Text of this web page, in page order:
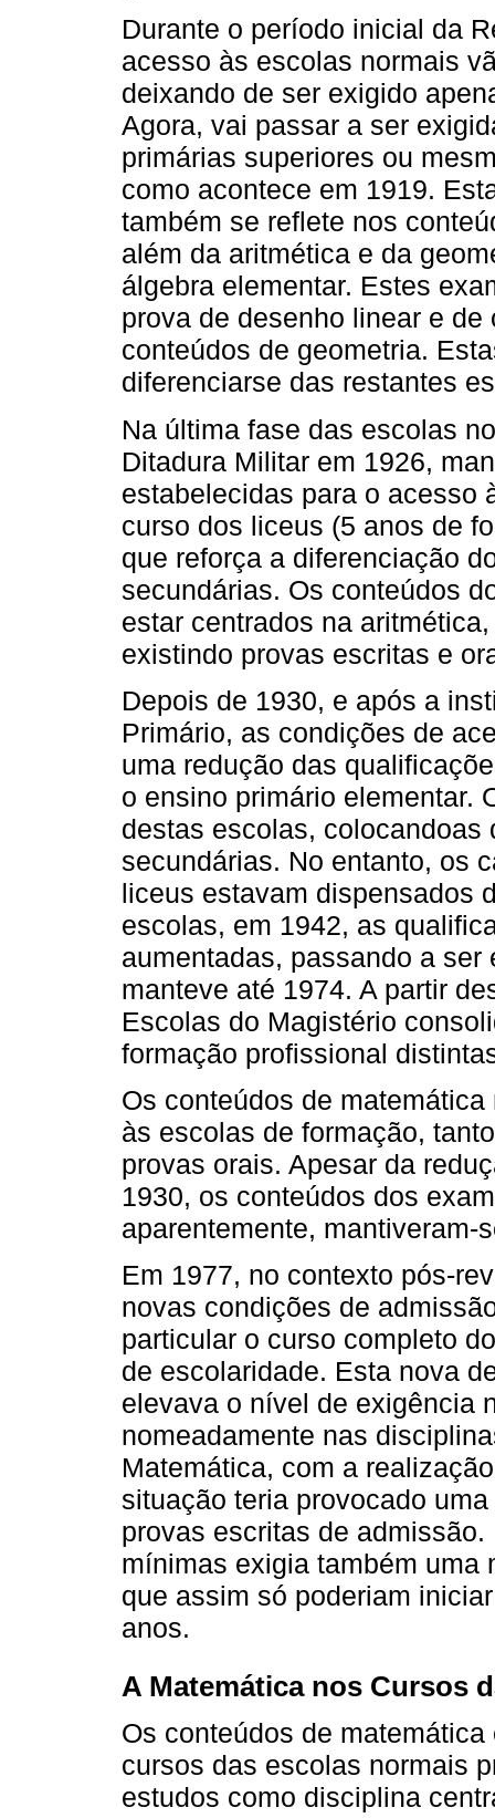
Durante o período inicial da
acesso às escolas normais
deixando de ser exigido
Agora, vai passar a ser
primárias superiores ou
como acontece em 1919.
também se reflete nos
além da aritmética e da
álgebra elementar. Estes
prova de desenho linear e
conteúdos de geometria.
diferenciarse das restantes
Na última fase das escolas
Ditadura Militar em 1926,
estabelecidas para o acesso
curso dos liceus (5 anos de
que reforça a diferenciação
secundárias. Os conteúdos
estar centrados na
existindo provas escritas e
Depois de 1930, e após a
Primário, as condições de
uma redução das
o ensino primário elementar.
destas escolas,
secundárias. No entanto, os
liceus estavam dispensados
escolas, em 1942, as
aumentadas, passando a
manteve até 1974. A partir
Escolas do Magistério
formação profissional
Os conteúdos de
às escolas de formação,
provas orais. Apesar da
1930, os conteúdos dos
aparentemente, mantiveram-
Em 1977, no contexto pós-
novas condições de
particular o curso completo
de escolaridade. Esta nova
elevava o nível de exigência
nomeadamente nas
Matemática, com a
situação teria provocado
provas escritas de
mínimas exigia também uma
que assim só poderiam
anos.
A Matemática nos Cursos
Os conteúdos de
cursos das escolas normais
estudos como disciplina